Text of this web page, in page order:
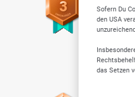
3
Sofern Du
den USA
das Setzen